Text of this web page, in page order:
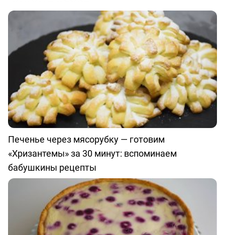
Печенье через мясорубку — готовим
«Хризантемы» за 30 минут: вспоминаем
бабушкины рецепты